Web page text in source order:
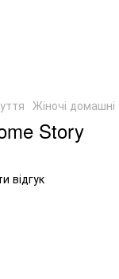
Жіночі
Story
відгук